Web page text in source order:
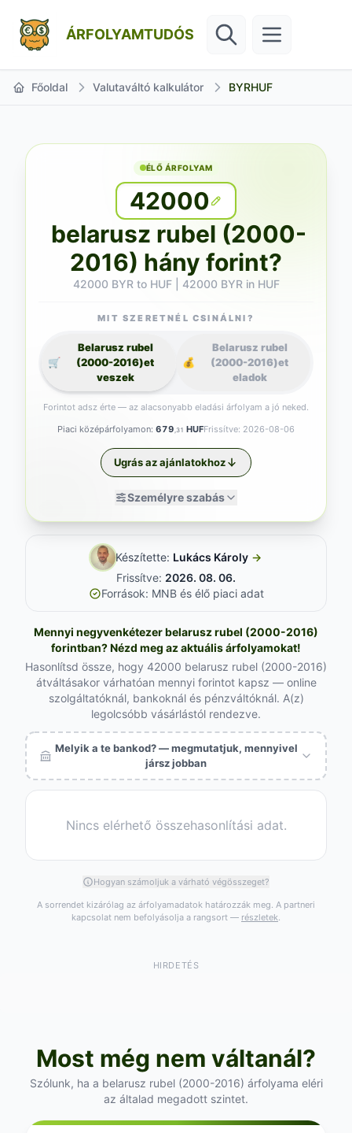
ÁRFOLYAMTUDÓS
Főoldal Valutaváltó kalkulátor BYRHUF
ÉLŐ ÁRFOLYAM
42000
belarusz rubel (2000-
2016) hány forint?
42000 BYR to HUF | 42000 BYR in HUF
Piaci középárfolyamon: 679 ,31 HUFFrissítve: 2026-08-06
Személyre szabás
MIT SZERETNÉL CSINÁLNI?
🛒
Belarusz rubel
(2000-2016)et
veszek
💰
Belarusz rubel
(2000-2016)et
eladok
Forintot adsz érte — az alacsonyabb eladási árfolyam a jó neked.
Ugrás az ajánlatokhoz
Készítette: Lukács Károly →
Frissítve: 2026. 08. 06.
Források: MNB és élő piaci adat
Mennyi negyvenkétezer belarusz rubel (2000-2016)
forintban? Nézd meg az aktuális árfolyamokat!
Hasonlítsd össze, hogy 42000 belarusz rubel (2000-2016)
átváltásakor várhatóan mennyi forintot kapsz — online
szolgáltatóknál, bankoknál és pénzváltóknál. A(z)
legolcsóbb vásárlástól rendezve.
Melyik a te bankod? — megmutatjuk, mennyivel
jársz jobban
Nincs elérhető összehasonlítási adat.
Hogyan számoljuk a várható végösszeget?
A sorrendet kizárólag az árfolyamadatok határozzák meg. A partneri
kapcsolat nem befolyásolja a rangsort — részletek
HIRDETÉS
Most még nem váltanál?
Szólunk, ha a belarusz rubel (2000-2016) árfolyama eléri
az általad megadott szintet.